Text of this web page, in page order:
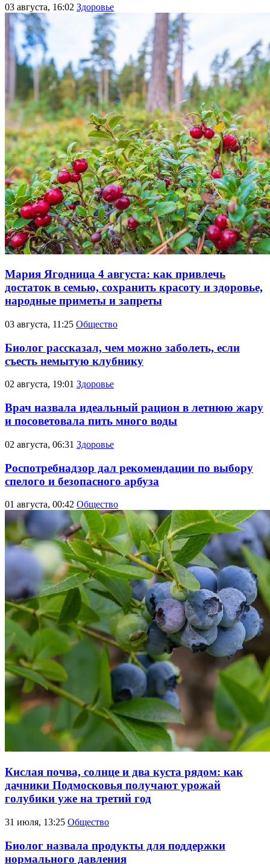
03 августа, 16:02 Здоровье
Мария Ягодница 4 августа: как привлечь
достаток в семью, сохранить красоту и здоровье,
народные приметы и запреты
03 августа, 11:25 Общество
Биолог рассказал, чем можно заболеть, если
съесть немытую клубнику
02 августа, 19:01 Здоровье
Врач назвала идеальный рацион в летнюю жару
и посоветовала пить много воды
02 августа, 06:31 Здоровье
Роспотребнадзор дал рекомендации по выбору
спелого и безопасного арбуза
01 августа, 00:42 Общество
Кислая почва, солнце и два куста рядом: как
дачники Подмосковья получают урожай
голубики уже на третий год
31 июля, 13:25 Общество
Биолог назвала продукты для поддержки
нормального давления